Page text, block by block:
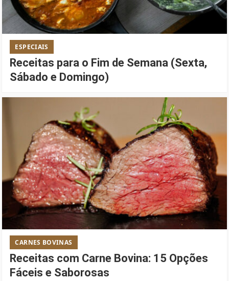
ESPECIAIS
Receitas para o Fim de Semana (Sexta,
Sábado e Domingo)
CARNES BOVINAS
Receitas com Carne Bovina: 15 Opções
Fáceis e Saborosas